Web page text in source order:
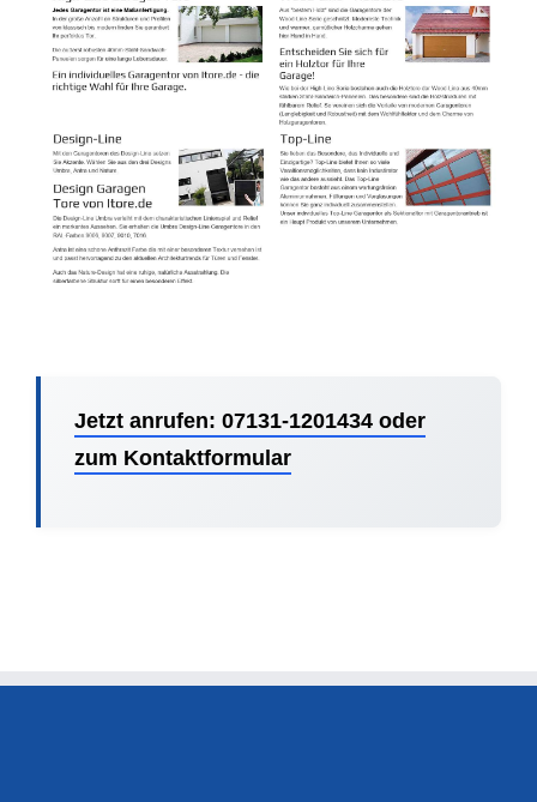
Jetzt anrufen: 07131-1201434 oder
zum Kontaktformular